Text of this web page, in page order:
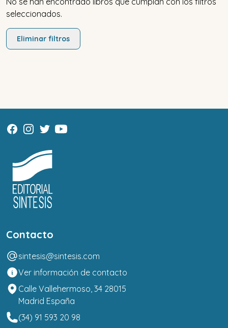
seleccionados.
Eliminar filtros
Contacto
sintesis@sintesis.com
Ver información de contacto
Calle Vallehermoso, 34 28015
Madrid España
(34) 91 593 20 98